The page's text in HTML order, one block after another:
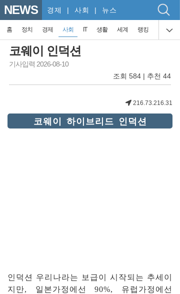
NEWS 경제 | 사회 | 뉴스
홈 정치 경제 사회 IT 생활 세계 랭킹
코웨이 인덕션
기사입력 2026-08-10
조회 584 | 추천 44
216.73.216.31
코웨이 하이브리드 인덕션
인덕션 우리나라는 보급이 시작되는 추세이
지만, 일본가정에선 90%, 유럽가정에선